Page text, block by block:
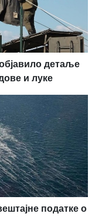
детаље
и луке
податке о